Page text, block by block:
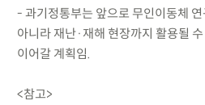
- 과기정통부는 앞으로 무인이동체
아니라 재난·재해 현장까지 활용될
이어갈 계획임.
<참고>